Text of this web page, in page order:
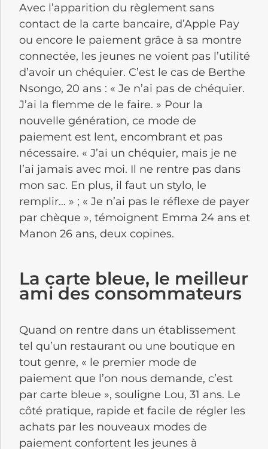
Avec l’apparition du règlement sans
contact de la carte bancaire, d’Apple Pay
ou encore le paiement grâce à sa montre
connectée, les jeunes ne voient pas l’utilité
d’avoir un chéquier. C’est le cas de Berthe
Nsongo, 20 ans : « Je n’ai pas de chéquier.
J’ai la flemme de le faire. » Pour la
nouvelle génération, ce mode de
paiement est lent, encombrant et pas
nécessaire. « J’ai un chéquier, mais je ne
l’ai jamais avec moi. Il ne rentre pas dans
mon sac. En plus, il faut un stylo, le
remplir… » ; « Je n’ai pas le réflexe de payer
par chèque », témoignent Emma 24 ans et
Manon 26 ans, deux copines.
La carte bleue, le meilleur
ami des consommateurs
Quand on rentre dans un établissement
tel qu’un restaurant ou une boutique en
tout genre, « le premier mode de
paiement que l’on nous demande, c’est
par carte bleue », souligne Lou, 31 ans. Le
côté pratique, rapide et facile de régler les
achats par les nouveaux modes de
paiement confortent les jeunes à